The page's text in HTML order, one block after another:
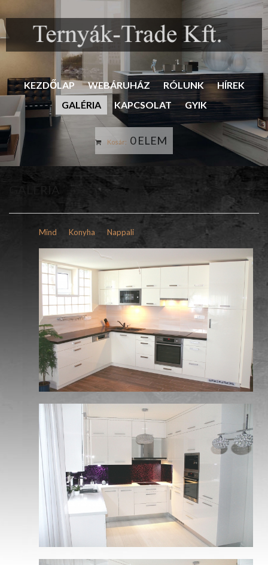
KEZDŐLAP WEBÁRUHÁZ RÓLUNK
HÍREK
GALÉRIA
KAPCSOLAT GYIK
Kosár: 0 ELEM
Mind Konyha Nappali